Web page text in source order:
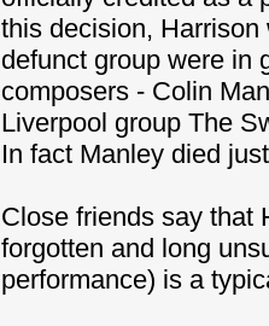
this decision,
defunct group were in
composers - Colin
Liverpool group The
In fact Manley died
Close friends say that
forgotten and long
performance) is a